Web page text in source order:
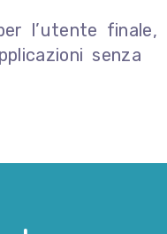
l’utente finale,
senza